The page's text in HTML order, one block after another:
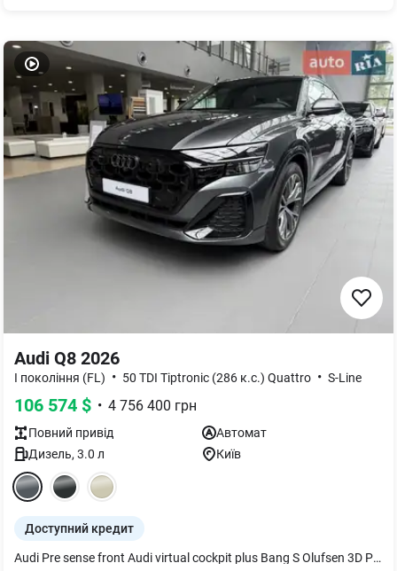
Audi Q8 2026
I покоління (FL) • 50 TDI Tiptronic (286 к.с.) Quattro • S-Line
106 574 $ • 4 756 400 грн
Повний привід
Автомат
Дизель, 3.0 л Київ
Доступний кредит
Audi Pre sense front Audi virtual cockpit plus Bang S Olufsen 3D Premium Sound System Декор дуб сірий Дзеркала з пам’яттю і автом. затемненням Дзеркало внутрішнє з автом. затемненням Диски 5 W-подібних спиць 10Jx21 Додатковий захисний піддон двигуна Екстер єр - пакет S line Задні ліхтарі цифрові OLED Засклення акустичне бічних вікон Кермо 3 спиці шкіряне спортивне контурне Килимки для підлоги спереду та позаду Клімат-контроль 4-зональний Комфортний ключ з сенсорним відмиканням Мікрофібра Dinamica Frequenz/Шкіра Органи управління глянцево-чорні Пакет Бізнес Пакет оптичний чорний Пакет оптичний чорний плюс Пакет-асистент Паркування Повнокероване шасі Підвіска адаптивна пневматична Підлокітник централ. передній комфортний Підігрів передніх і задніх сидінь Рейлінги на даху чорні Світлодіодне освітлення зони посадки Світлодіодні матричні фари Сидіння передні з пам’яттю Система попередж. про зміну смуги руху Сонцезахисні козирки Спортивний пакет S line Сітка розділювальна Фонова підсвітка plus